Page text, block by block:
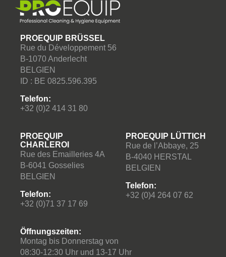
PROEQUIP BRÜSSEL
Rue du Développement 56
B-1070 Anderlecht
BELGIEN
ID : BE 0825.596.395
Telefon:
+32 (0)2 414 31 80
PROEQUIP
CHARLEROI
Rue des Emailleries 4A
B-6041 Gosselies
BELGIEN
Telefon:
+32 (0)71 37 17 69
PROEQUIP LÜTTICH
Rue de l’Abbaye, 25
B-4040 HERSTAL
BELGIEN
Telefon:
+32 (0)4 264 07 62
Öffnungszeiten:
Montag bis Donnerstag von
08:30-12:30 Uhr und 13-17 Uhr